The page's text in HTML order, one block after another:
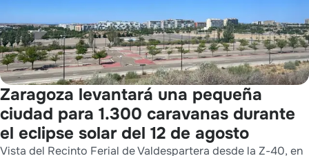
Zaragoza levantará una pequeña
ciudad para 1.300 caravanas durante
el eclipse solar del 12 de agosto
Vista del Recinto Ferial de Valdespartera desde la Z-40, en